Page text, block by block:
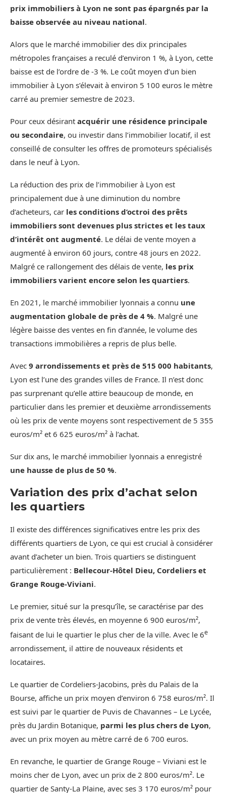
prix immobiliers à Lyon ne sont pas épargnés par la
baisse observée au niveau national.
Alors que le marché immobilier des dix principales
métropoles françaises a reculé d’environ 1 %, à Lyon, cette
baisse est de l’ordre de -3 %. Le coût moyen d’un bien
immobilier à Lyon s’élevait à environ 5 100 euros le mètre
carré au premier semestre de 2023.
Pour ceux désirant acquérir une résidence principale
ou secondaire, ou investir dans l’immobilier locatif, il est
conseillé de consulter les offres de promoteurs spécialisés
dans le neuf à Lyon.
La réduction des prix de l’immobilier à Lyon est
principalement due à une diminution du nombre
d’acheteurs, car les conditions d’octroi des prêts
immobiliers sont devenues plus strictes et les taux
d’intérêt ont augmenté. Le délai de vente moyen a
augmenté à environ 60 jours, contre 48 jours en 2022.
Malgré ce rallongement des délais de vente, les prix
immobiliers varient encore selon les quartiers.
En 2021, le marché immobilier lyonnais a connu une
augmentation globale de près de 4 %. Malgré une
légère baisse des ventes en fin d’année, le volume des
transactions immobilières a repris de plus belle.
Avec 9 arrondissements et près de 515 000 habitants,
Lyon est l’une des grandes villes de France. Il n’est donc
pas surprenant qu’elle attire beaucoup de monde, en
particulier dans les premier et deuxième arrondissements
où les prix de vente moyens sont respectivement de 5 355
euros/m² et 6 625 euros/m² à l’achat.
Sur dix ans, le marché immobilier lyonnais a enregistré
une hausse de plus de 50 %.
Variation des prix d’achat selon
les quartiers
Il existe des différences significatives entre les prix des
différents quartiers de Lyon, ce qui est crucial à considérer
avant d’acheter un bien. Trois quartiers se distinguent
particulièrement : Bellecour-Hôtel Dieu, Cordeliers et
Grange Rouge-Viviani.
Le premier, situé sur la presqu’île, se caractérise par des
prix de vente très élevés, en moyenne 6 900 euros/m²,
faisant de lui le quartier le plus cher de la ville. Avec le 6e
arrondissement, il attire de nouveaux résidents et
locataires.
Le quartier de Cordeliers-Jacobins, près du Palais de la
Bourse, affiche un prix moyen d’environ 6 758 euros/m². Il
est suivi par le quartier de Puvis de Chavannes – Le Lycée,
près du Jardin Botanique, parmi les plus chers de Lyon,
avec un prix moyen au mètre carré de 6 700 euros.
En revanche, le quartier de Grange Rouge – Viviani est le
moins cher de Lyon, avec un prix de 2 800 euros/m². Le
quartier de Santy-La Plaine, avec ses 3 170 euros/m² pour